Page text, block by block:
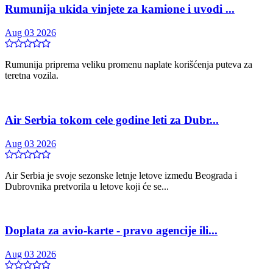
Rumunija ukida vinjete za kamione i uvodi ...
Aug 03 2026
Rumunija priprema veliku promenu naplate korišćenja puteva za
teretna vozila.
Air Serbia tokom cele godine leti za Dubr...
Aug 03 2026
Air Serbia je svoje sezonske letnje letove između Beograda i
Dubrovnika pretvorila u letove koji će se...
Doplata za avio-karte - pravo agencije ili...
Aug 03 2026